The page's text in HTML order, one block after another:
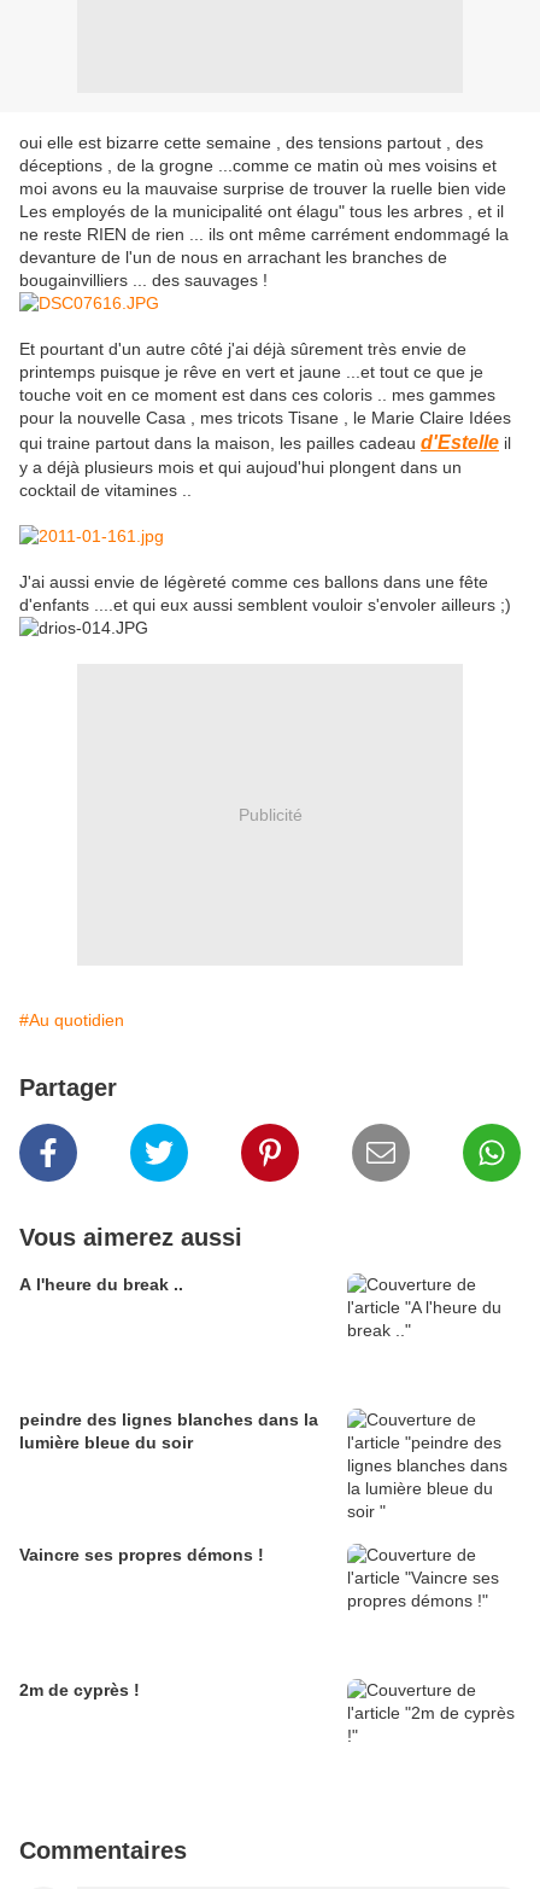
oui elle est bizarre cette semaine , des tensions partout , des
déceptions , de la grogne ...comme ce matin où mes voisins et
moi avons eu la mauvaise surprise de trouver la ruelle bien vide
Les employés de la municipalité ont élagu" tous les arbres , et il
ne reste RIEN de rien ... ils ont même carrément endommagé la
devanture de l'un de nous en arrachant les branches de
bougainvilliers ... des sauvages !
Et pourtant d'un autre côté j'ai déjà sûrement très envie de
printemps puisque je rêve en vert et jaune ...et tout ce que je
touche voit en ce moment est dans ces coloris .. mes gammes
pour la nouvelle Casa , mes tricots Tisane , le Marie Claire Idées
qui traine partout dans la maison, les pailles cadeau d'Estelle il
y a déjà plusieurs mois et qui aujoud'hui plongent dans un
cocktail de vitamines ..
J'ai aussi envie de légèreté comme ces ballons dans une fête
d'enfants ....et qui eux aussi semblent vouloir s'envoler ailleurs ;)
Publicité
#Au quotidien
Partager
Vous aimerez aussi
A l'heure du break ..
peindre des lignes blanches dans la
lumière bleue du soir
Vaincre ses propres démons !
2m de cyprès !
Commentaires